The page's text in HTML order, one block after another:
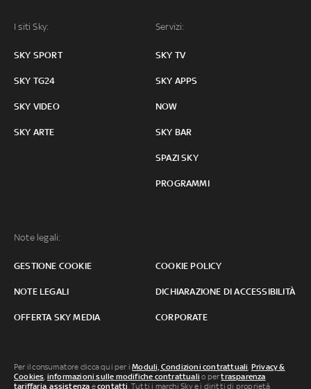
I siti Sky:
SKY SPORT
SKY TG24
SKY VIDEO
SKY ARTE
Servizi:
SKY TV
SKY APPS
NOW
SKY BAR
SPAZI SKY
PROGRAMMI
Note legali:
GESTIONE COOKIE COOKIE POLICY
NOTE LEGALI DICHIARAZIONE DI ACCESSIBILITÀ
OFFERTA SKY MEDIA CORPORATE
Per il consumatore clicca qui per iModuli, Condizioni contrattuali Privacy &
Cookies informazioni sulle modifiche contrattuali o pertrasparenza
tariffaria ,assistenza econtatti . Tutti i marchi Sky e i diritti di proprietà